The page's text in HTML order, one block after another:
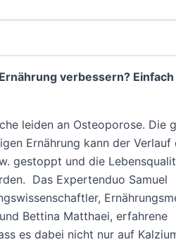
verbessern?
leiden an Osteoporose. Die
Ernährung kann der Verlauf
gestoppt und die
Das Expertenduo Samuel
Bettina Matthaei, erfahrene
es dabei nicht nur auf